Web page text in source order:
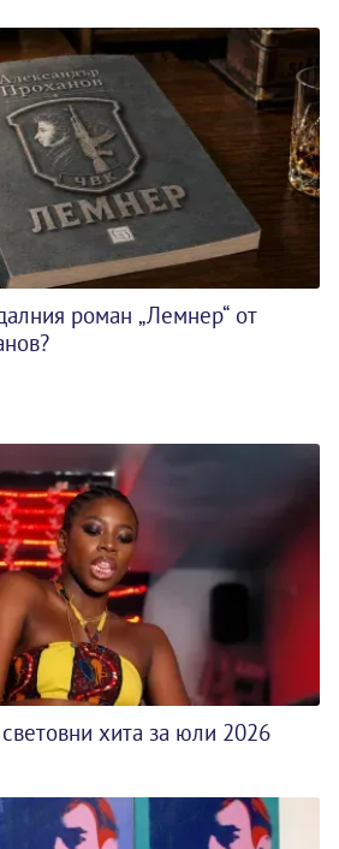
роман „Лемнер“ от
хита за юли 2026